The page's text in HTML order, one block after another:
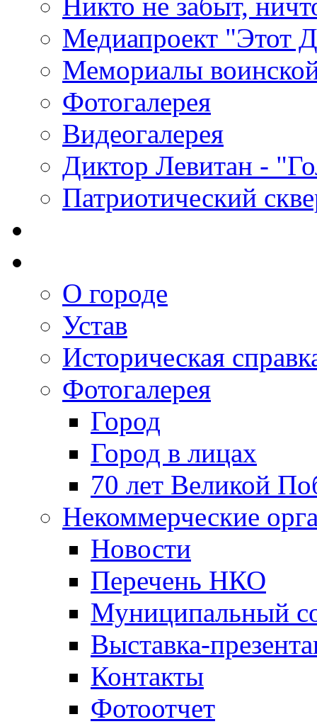
Медиапроект "Этот
Мемориалы
Фотогалерея
Видеогалерея
Диктор Левитан -
Патриотический
О городе
Устав
Историческая
Фотогалерея
Город
Город в лицах
70 лет Великой
Некоммерческие
Новости
Перечень НКО
Муниципальный
Выставка-
Контакты
Фотоотчет